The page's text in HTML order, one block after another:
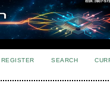
REGISTER SEARCH